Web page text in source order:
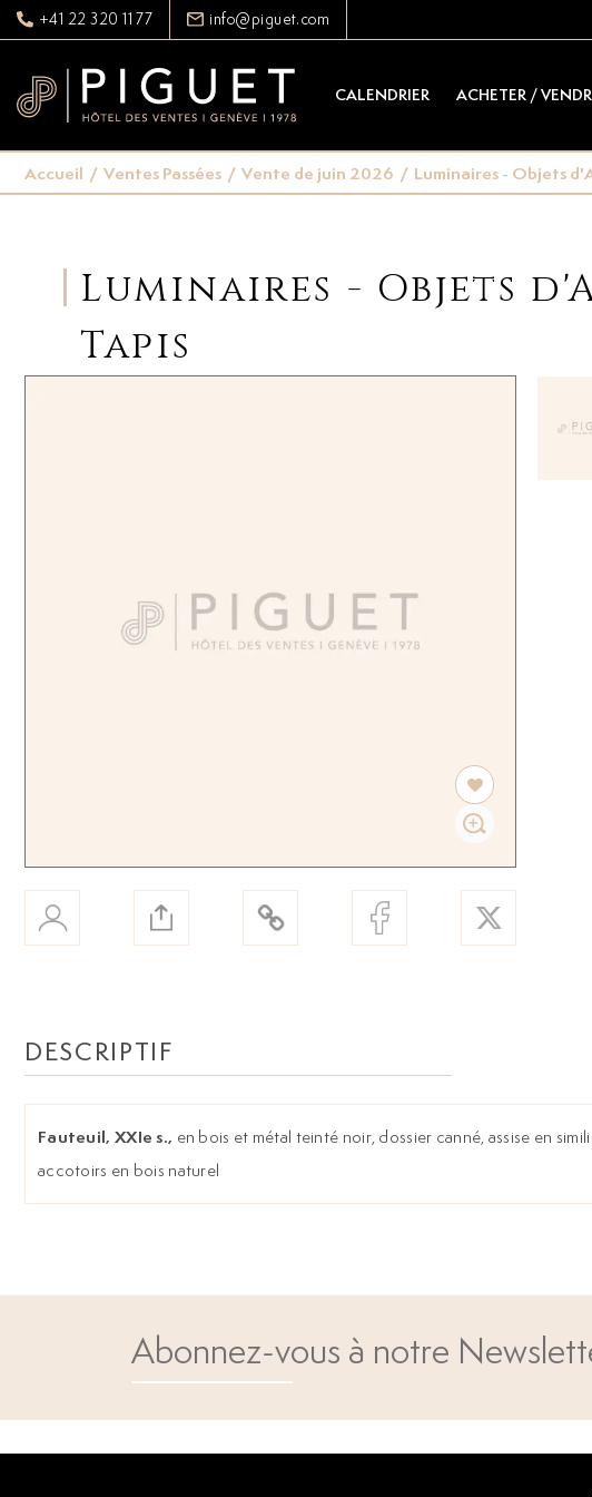
+41 22 320 11 77 info@piguet.com
CALENDRIER ACHETER /
Accueil / Ventes Passées / Vente de juin 2026 / Luminaires - Objets
Luminaires - Objets
Tapis
DESCRIPTIF
Fauteuil, XXIe s., en bois et métal teinté noir, dossier canné, assise en
accotoirs en bois naturel
Abonnez-vous à notre